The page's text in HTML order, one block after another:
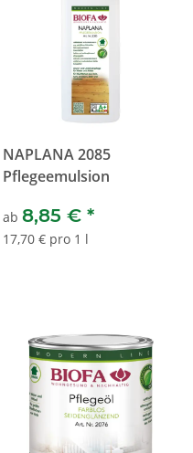
NAPLANA 2085
Pflegeemulsion
ab 8,85 € *
17,70 € pro 1 l